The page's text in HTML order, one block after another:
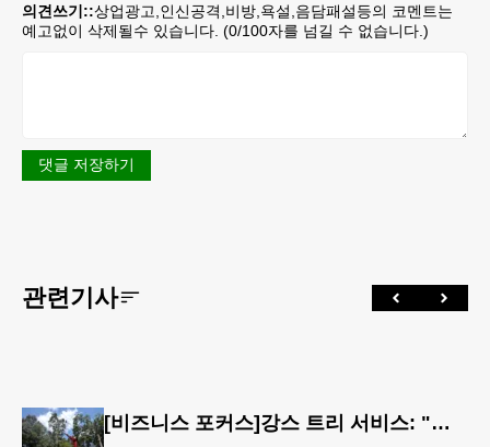
의견쓰기::상업광고,인신공격,비방,욕설,음담패설등의 코멘트는
예고없이 삭제될수 있습니다. (0/100자를 넘길 수 없습니다.)
댓글 저장하기
관련기사
[비즈니스 포커스]강스 트리 서비스: "강풍에 부러질라"… 여름철 주택가 수목 관리 '비상'